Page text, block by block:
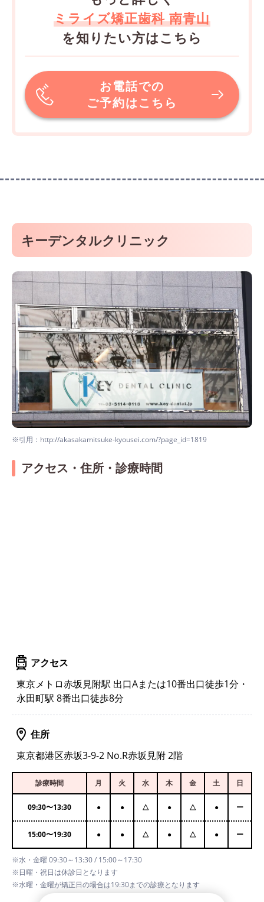
ミライズ矯正歯科 南青山
を知りたい方はこちら
お電話での
ご予約はこちら
キーデンタルクリニック
※引用：http://akasakamitsuke-kyousei.com/?page_id=1819
アクセス・住所・診療時間
アクセス
東京メトロ赤坂見附駅 出口Aまたは10番出口徒歩1分・
永田町駅 8番出口徒歩8分
住所
東京都港区赤坂3-9-2 No.R赤坂見附 2階
診療時間 月 火 水 木 金 土 日
09:30〜13:30 ● ● △ ● △ ● ー
15:00〜19:30 ● ● △ ● △ ● ー
※水・金曜 09:30～13:30 / 15:00～17:30
※日曜・祝日は休診日となります
※水曜・金曜が矯正日の場合は19:30までの診療となります